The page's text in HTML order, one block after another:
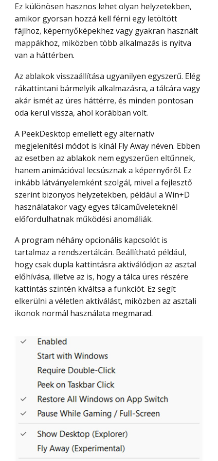
Ez különösen hasznos lehet olyan helyzetekben,
amikor gyorsan hozzá kell férni egy letöltött
fájlhoz, képernyőképekhez vagy gyakran használt
mappákhoz, miközben több alkalmazás is nyitva
van a háttérben.
Az ablakok visszaállítása ugyanilyen egyszerű. Elég
rákattintani bármelyik alkalmazásra, a tálcára vagy
akár ismét az üres háttérre, és minden pontosan
oda kerül vissza, ahol korábban volt.
A PeekDesktop emellett egy alternatív
megjelenítési módot is kínál Fly Away néven. Ebben
az esetben az ablakok nem egyszerűen eltűnnek,
hanem animációval lecsúsznak a képernyőről. Ez
inkább látványelemként szolgál, mivel a fejlesztő
szerint bizonyos helyzetekben, például a Win+D
használatakor vagy egyes tálcaműveleteknél
előfordulhatnak működési anomáliák.
A program néhány opcionális kapcsolót is
tartalmaz a rendszertálcán. Beállítható például,
hogy csak dupla kattintásra aktiválódjon az asztal
előhívása, illetve az is, hogy a tálca üres részére
kattintás szintén kiváltsa a funkciót. Ez segít
elkerülni a véletlen aktiválást, miközben az asztali
ikonok normál használata megmarad.